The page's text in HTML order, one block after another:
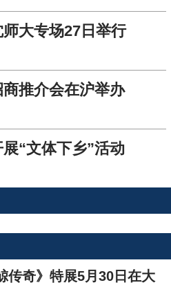
大专场27日举行
推介会在沪举办
“文体下乡”活动
传奇》特展5月30日在大